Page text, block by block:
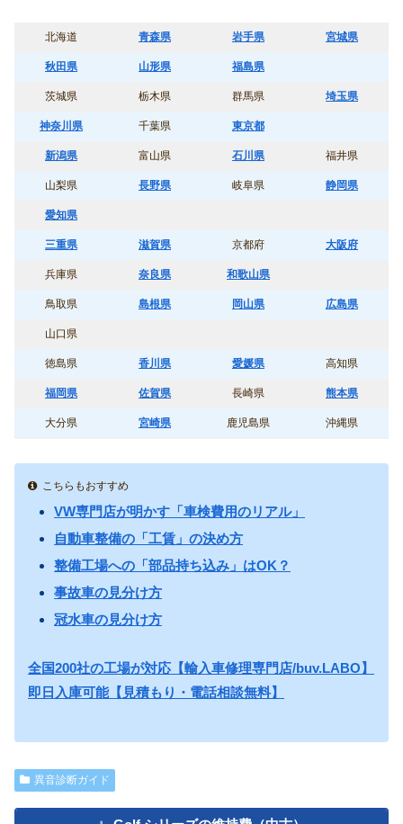
北海道 青森県 岩手県 宮城県
秋田県 山形県 福島県
茨城県 栃木県 群馬県 埼玉県
神奈川県 千葉県 東京都
新潟県 富山県 石川県 福井県
山梨県 長野県 岐阜県 静岡県
愛知県
三重県 滋賀県 京都府 大阪府
兵庫県 奈良県 和歌山県
鳥取県 島根県 岡山県 広島県
山口県
徳島県 香川県 愛媛県 高知県
福岡県 佐賀県 長崎県 熊本県
大分県 宮崎県 鹿児島県 沖縄県
こちらもおすすめ
VW専門店が明かす「車検費用のリアル」
自動車整備の「工賃」の決め方
整備工場への「部品持ち込み」はOK？
事故車の見分け方
冠水車の見分け方
全国200社の工場が対応【輸入車修理専門店/buv.LABO】
即日入庫可能【見積もり・電話相談無料】
異音診断ガイド